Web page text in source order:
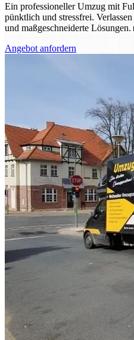
Ein professioneller Umzug mit
pünktlich und stressfrei.
und maßgeschneiderte Lösungen.
Angebot anfordern